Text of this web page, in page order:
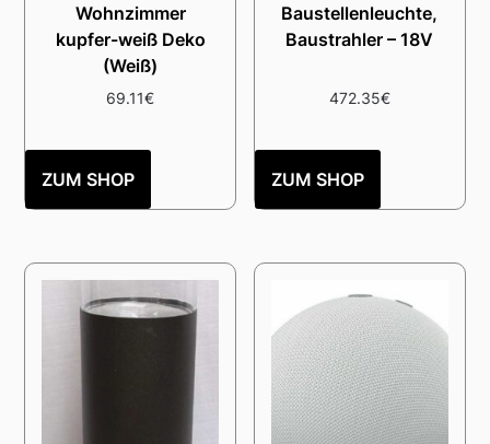
Wohnzimmer
kupfer-weiß Deko
(Weiß)
69.11€
ZUM SHOP
Baustellenleuchte,
Baustrahler – 18V
472.35€
ZUM SHOP